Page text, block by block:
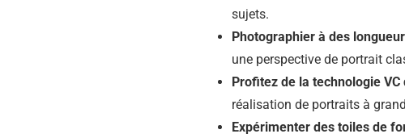
sujets.
Photographier à des
une perspective de portrait
Profitez de la technologie VC
réalisation de portraits à
Expérimenter des toiles de